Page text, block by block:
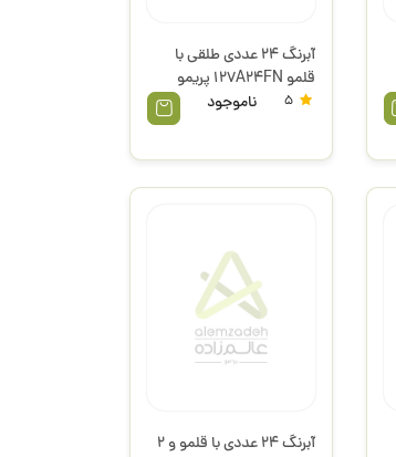
آبرنگ 24 عددی طلقی با
قلمو 127A24FN پریمو
5 ناموجود
آبرنگ 24 عددی با قلمو و 2